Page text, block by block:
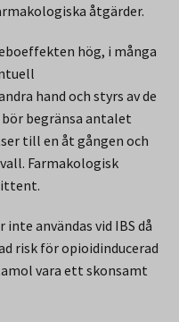
åtgärder.
hög, i många
hand och styrs av de
begränsa antalet
till en åt gången och
Farmakologisk
användas vid IBS då
risk för opioidinducerad
vara ett skonsamt